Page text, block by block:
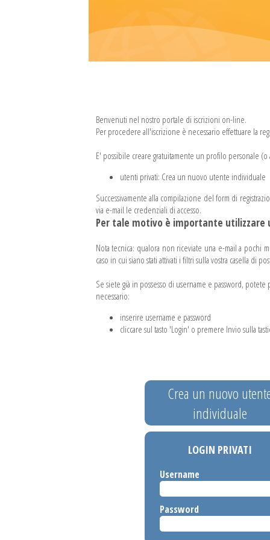
Benvenuti nel nostro portale di iscrizioni on-line.
Per procedere all'iscrizione è necessario effettuare la
E' possibile creare gratuitamente un profilo personale
utenti privati: Crea un nuovo utente individuale
Successivamente alla compilazione del form di
via e-mail le credenziali di accesso.
Per tale motivo è importante utilizzare
Nota tecnica: qualora non riceviate una e-mail a pochi
caso in cui siano stati attivati i filtri sulla vostra casella di
Se siete già in possesso di username e password,
necessario:
inserire username e password
cliccare sul tasto 'Login' o premere Invio sulla
Crea un nuovo
individuale
LOGIN PRIVATI
Username
Password